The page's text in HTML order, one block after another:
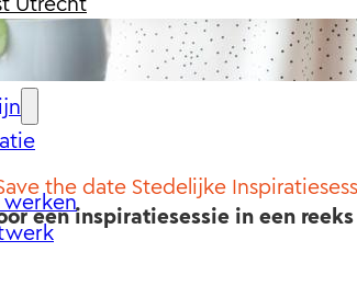
the date Stedelijke
een inspiratiesessie in een